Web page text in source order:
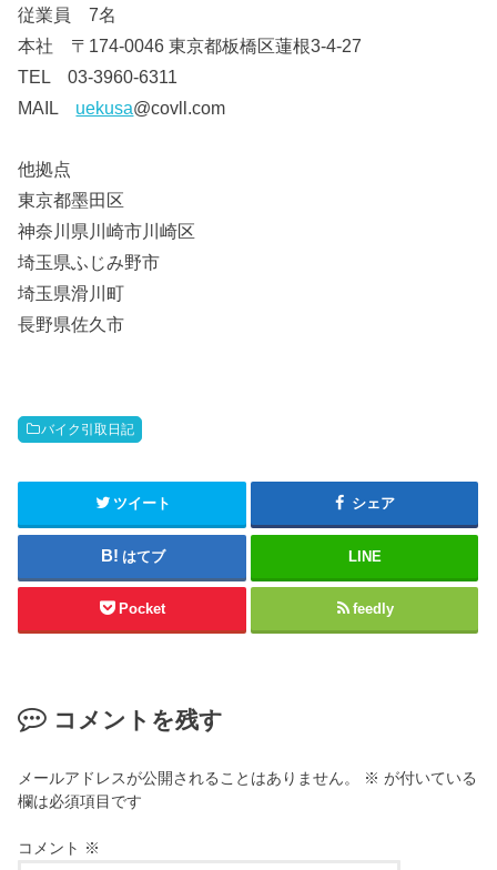
従業員 7名
本社 〒174-0046 東京都板橋区蓮根3-4-27
TEL 03-3960-6311
MAIL uekusa@covll.com
他拠点
東京都墨田区
神奈川県川崎市川崎区
埼玉県ふじみ野市
埼玉県滑川町
長野県佐久市
バイク引取日記
ツイート シェア
はてブ LINE
Pocket feedly
コメントを残す
メールアドレスが公開されることはありません。 ※ が付いている
欄は必須項目です
コメント ※